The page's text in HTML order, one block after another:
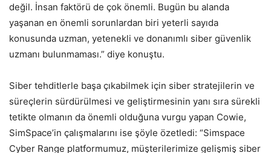
değil. İnsan faktörü de çok önemli. Bugün bu alanda
yaşanan en önemli sorunlardan biri yeterli sayıda
konusunda uzman, yetenekli ve donanımlı siber güvenlik
uzmanı bulunmaması.” diye konuştu.
Siber tehditlerle başa çıkabilmek için siber stratejilerin ve
süreçlerin sürdürülmesi ve geliştirmesinin yanı sıra sürekli
tetikte olmanın da önemli olduğuna vurgu yapan Cowie,
SimSpace’in çalışmalarını ise şöyle özetledi: “Simspace
Cyber Range platformumuz, müşterilerimize gelişmiş siber